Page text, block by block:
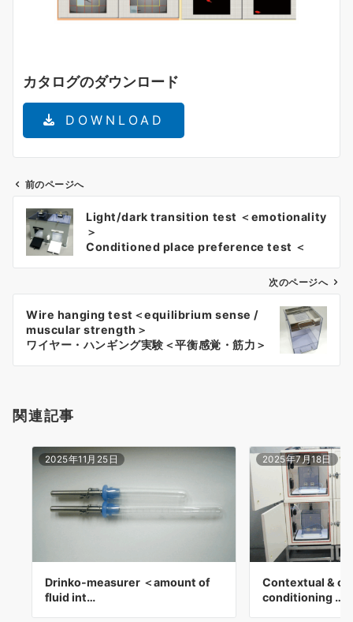
カタログのダウンロード
DOWNLOAD
ビ
ン
前のページへ
Light/dark transition test ＜emotionality
＞
Conditioned place preference test ＜
ＣＰＰ実験装置＜薬物依存＞
次のページへ
Wire hanging test＜equilibrium sense /
muscular strength＞
ワイヤー・ハンギング実験＜平衡感覚・筋力＞
関連記事
2025年11月25日
Drinko-measurer ＜amount of
fluid int…
2025年7月18日
Contextual &
conditioning …